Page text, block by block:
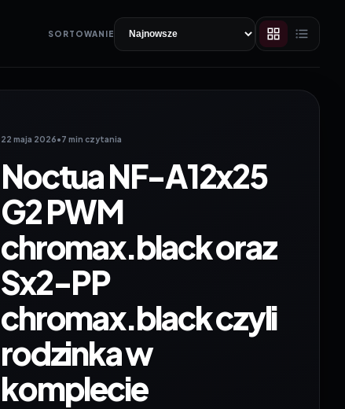
SORTOWANIE
22 maja 2026•7 min czytania
Noctua NF-A12x25
G2 PWM
chromax.black oraz
Sx2-PP
chromax.black czyli
rodzinka w
komplecie